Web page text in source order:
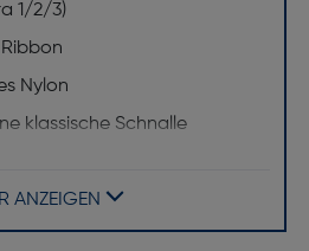
1/2/3)
Nylon
klassische Schnalle
ANZEIGEN